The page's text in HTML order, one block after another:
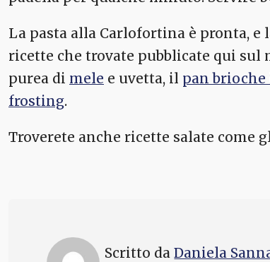
La pasta alla Carlofortina è pronta,
ricette che trovate pubblicate qui sul
purea di mele e uvetta, il pan
frosting.
Troverete anche ricette salate come
Scritto daDaniela